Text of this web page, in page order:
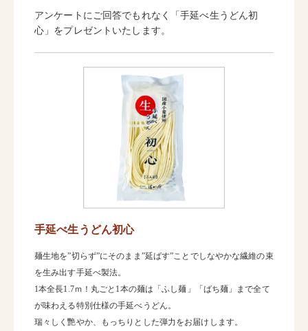
商品一覧 ご利用ガイド
会社案内
プライバシーポリシー
特定商法取引法の表記
アンケートにご回答でもれなく「手延べ生うどん初
心」をプレゼントいたします。
手延べ生うどん初心
麺生地を”切らず”にそのまま”延ばす”ことでしなやかな繊維の束
を生み出す手延べ製法。
1本全長1.7ｍ！丸ごと1本の麺は「ふし麺」「ばち麺」まで全て
が味わえる特別仕様の手延べうどん。
瑞々しく艷やか、もっちりとした弾力をお届けします。